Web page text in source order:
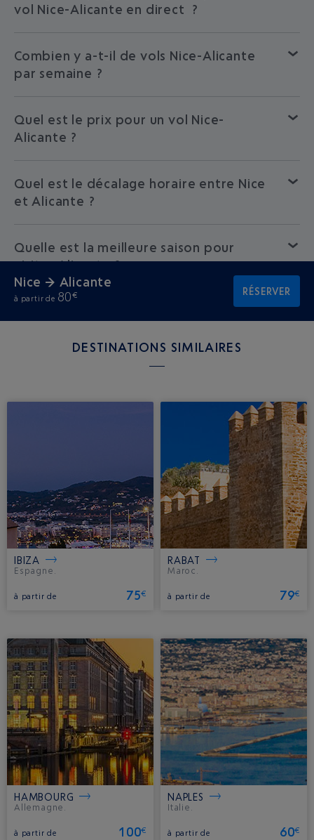
Nice → Alicante
à partir de 80€ RÉSERVER
vol Nice-Alicante en direct ?
Combien y a-t-il de vols Nice-Alicante
par semaine ?
Quel est le prix pour un vol Nice-
Alicante ?
Quel est le décalage horaire entre Nice
et Alicante ?
Quelle est la meilleure saison pour
visiter Alicante ?
DESTINATIONS SIMILAIRES
IBIZA
Espagne.
à partir de 75€
RABAT
Maroc.
à partir de 79€
HAMBOURG
Allemagne.
à partir de 100€
NAPLES
Italie.
à partir de 60€